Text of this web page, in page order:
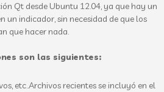
Qt desde Ubuntu 12.04, ya que hay un
un indicador, sin necesidad de que los
que hacer nada.
son las siguientes:
etc..Archivos recientes se incluyó en el